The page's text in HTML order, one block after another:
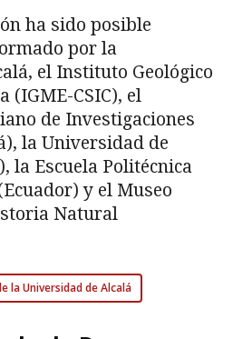
ha sido posible
por la
el Instituto Geológico
(IGME-CSIC), el
de Investigaciones
la Universidad de
la Escuela Politécnica
y el Museo
Natural
la Universidad de Alcalá